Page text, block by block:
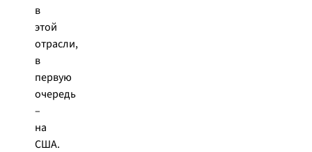
в
этой
отрасли,
в
первую
очередь
–
на
США.